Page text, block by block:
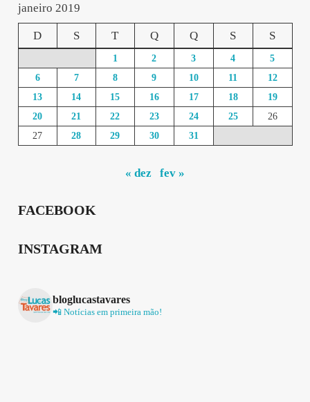
janeiro 2019
D S T Q Q S S
1 2 3 4
5
6
7 8 9 10 11
12
13
14 15 16 17 18
19
20
21 22 23 24 25
26
27
28 29 30 31
« dez fev »
FACEBOOK
INSTAGRAM
bloglucastavares
📲 Notícias em primeira mão!